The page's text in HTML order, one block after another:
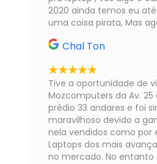
2020 ainda temos eu
uma coisa pirata, Mas
Chal Ton
Tive a oportunidade de
Mozcomputers da Av.
prédio 33 andares e foi
maravilhoso devido a
nela vendidos como por
Laptops dos mais
no mercado. No